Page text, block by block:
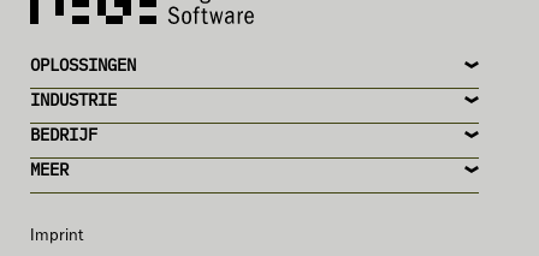
MEER
BEDRIJF
INDUSTRIE
OPLOSSINGEN
Imprint